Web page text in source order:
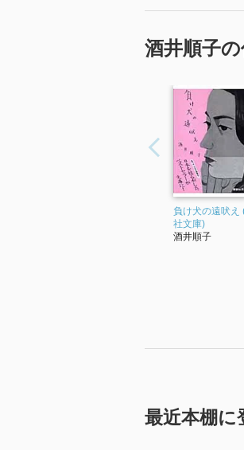
酒井順子
負け犬の遠吠え
社文庫)
酒井順子
最近本棚に